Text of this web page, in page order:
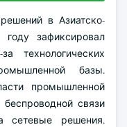
в Азиатско-
зафиксировал
технологических
базы.
промышленной
беспроводной связи
сетевые решения.